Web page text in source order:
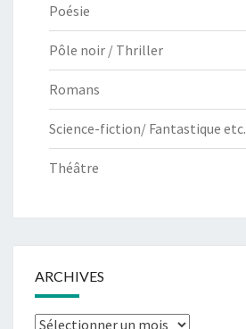
Poésie
Pôle noir / Thriller
Romans
Science-fiction/ Fantastique etc.
Théâtre
ARCHIVES
Archives